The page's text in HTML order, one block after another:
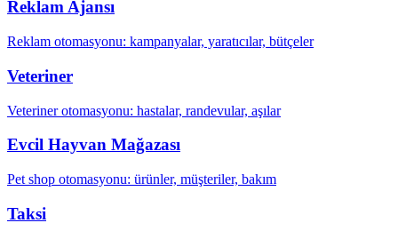
Reklam Ajansı
Reklam otomasyonu: kampanyalar, yaratıcılar, bütçeler
Veteriner
Veteriner otomasyonu: hastalar, randevular, aşılar
Evcil Hayvan Mağazası
Pet shop otomasyonu: ürünler, müşteriler, bakım
Taksi